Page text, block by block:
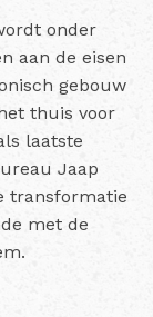
onder
aan de eisen
gebouw
thuis voor
laatste
Jaap
transformatie
met de